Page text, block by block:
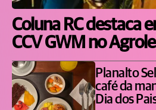
Coluna RC destaca
CCV GWM no
Planalto
café da
Dia dos